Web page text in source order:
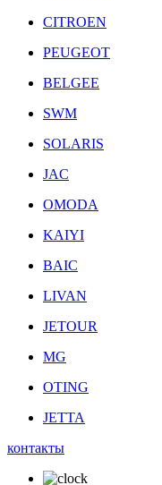
CITROEN
PEUGEOT
BELGEE
SWM
SOLARIS
JAC
OMODA
KAIYI
BAIC
LIVAN
JETOUR
MG
OTING
JETTA
контакты